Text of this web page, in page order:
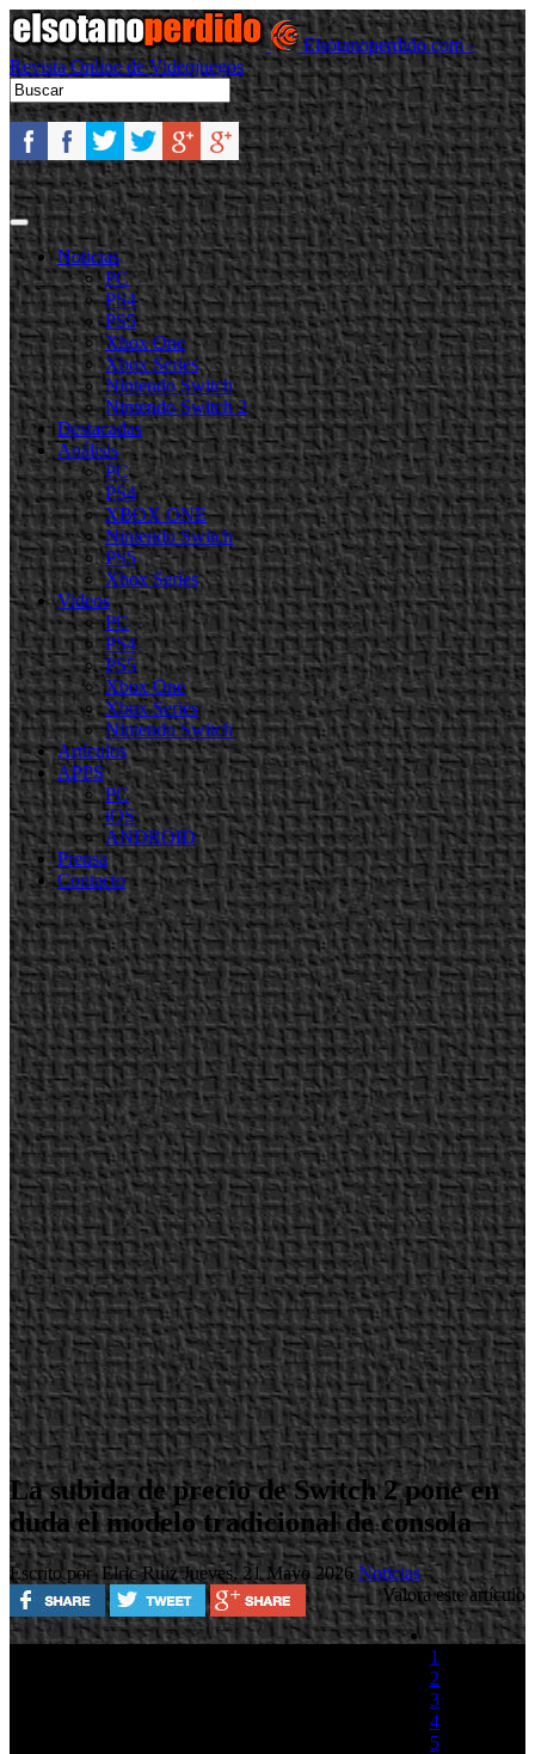
Elsotanoperdido.com -
Revista Online de Videojuegos
Noticias
PC
PS4
PS5
Xbox One
Xbox Series
Nintendo Switch
Nintendo Switch 2
Destacadas
Análisis
PC
PS4
XBOX ONE
Nintendo Switch
PS5
Xbox Series
Videos
PC
PS4
PS5
Xbox One
Xbox Series
Nintendo Switch
Artículos
APPS
PC
iOS
ANDROID
Prensa
Contacto
La subida de precio de Switch 2 pone en
duda el modelo tradicional de consola
Escrito por Elric RuizJueves, 21 Mayo 2026Noticias
Valora este artículo
1
2
3
4
5